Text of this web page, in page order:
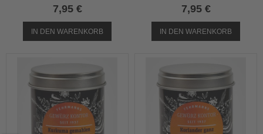
7,95 €
IN DEN WARENKORB
7,95 €
IN DEN WARENKORB